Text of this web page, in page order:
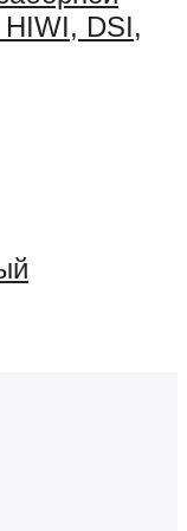
HIWI, DSI,